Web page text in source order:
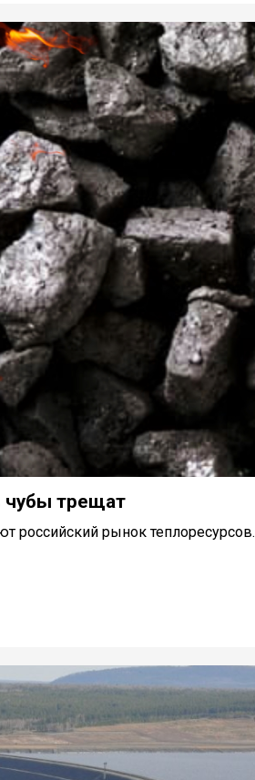
чубы трещат
рынок теплоресурсов.